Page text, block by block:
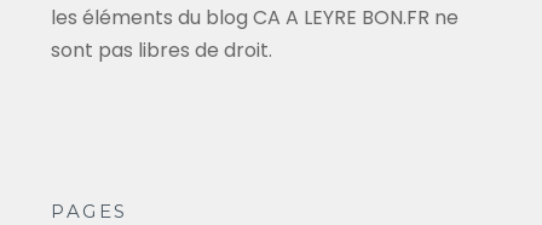
les éléments du blog CA A LEYRE BON.FR ne
sont pas libres de droit.
PAGES